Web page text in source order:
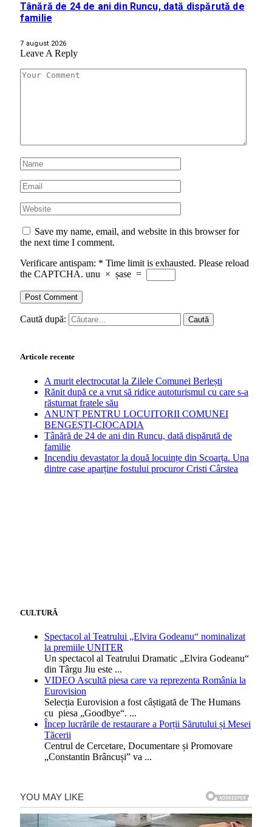
Tânără de 24 de ani din Runcu, dată dispărută de
familie
7 august 2026
Leave A Reply
Save my name, email, and website in this browser for
the next time I comment.
Verificare antispam: * Time limit is exhausted. Please reload
the CAPTCHA. unu × șase =
Caută după:
Articole recente
A murit electrocutat la Zilele Comunei Berlești
Rănit după ce a vrut să ridice autoturismul cu care s-a
răsturnat fratele său
ANUNȚ PENTRU LOCUITORII COMUNEI
BENGEȘTI-CIOCADIA
Tânără de 24 de ani din Runcu, dată dispărută de
familie
Incendiu devastator la două locuințe din Scoarța. Una
dintre case aparține fostului procuror Cristi Cârstea
CULTURĂ
Spectacol al Teatrului „Elvira Godeanu“ nominalizat
la premiile UNITER
Un spectacol al Teatrului Dramatic „Elvira Godeanu“
din Târgu Jiu este ...
VIDEO Ascultă piesa care va reprezenta România la
Eurovision
Selecția Eurovision a fost câștigată de The Humans
cu piesa „Goodbye“. ...
Încep lucrările de restaurare a Porții Sărutului și Mesei
Tăcerii
Centrul de Cercetare, Documentare și Promovare
„Constantin Brâncuși” va ...